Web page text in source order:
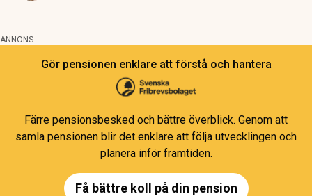
ANNONS
Gör pensionen enklare att förstå och hantera
Färre pensionsbesked och bättre överblick. Genom att
samla pensionen blir det enklare att följa utvecklingen och
planera inför framtiden.
Få bättre koll på din pension